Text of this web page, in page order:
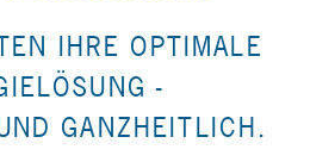
IHRE OPTIMALE
-
GANZHEITLICH.